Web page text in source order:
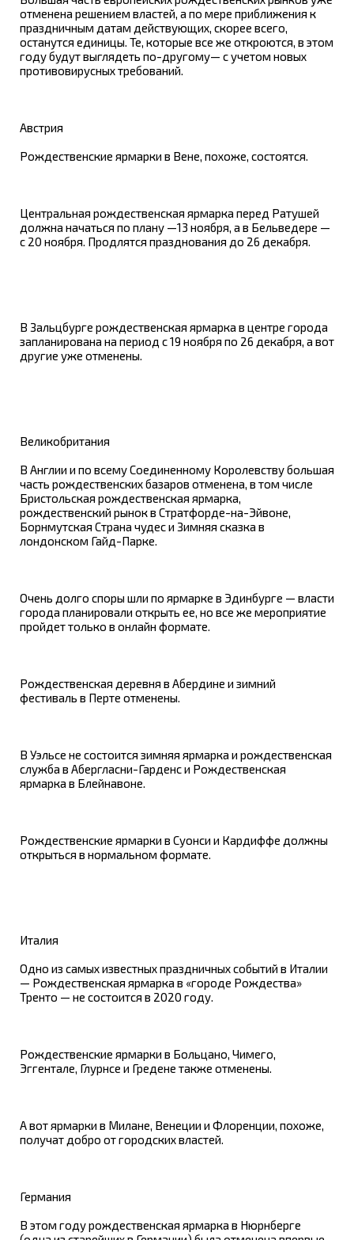
отменена решением властей, а по мере приближения к
праздничным датам действующих, скорее всего,
останутся единицы. Те, которые все же откроются, в этом
году будут выглядеть по-другому— с учетом новых
противовирусных требований.
Австрия
Рождественские ярмарки в Вене, похоже, состоятся.
Центральная рождественская ярмарка перед Ратушей
должна начаться по плану —13 ноября, а в Бельведере —
с 20 ноября. Продлятся празднования до 26 декабря.
В Зальцбурге рождественская ярмарка в центре города
запланирована на период с 19 ноября по 26 декабря, а вот
другие уже отменены.
Великобритания
В Англии и по всему Соединенному Королевству большая
часть рождественских базаров отменена, в том числе
Бристольская рождественская ярмарка,
рождественский рынок в Стратфорде-на-Эйвоне,
Борнмутская Страна чудес и Зимняя сказка в
лондонском Гайд-Парке.
Очень долго споры шли по ярмарке в Эдинбурге — власти
города планировали открыть ее, но все же мероприятие
пройдет только в онлайн формате.
Рождественская деревня в Абердине и зимний
фестиваль в Перте отменены.
В Уэльсе не состоится зимняя ярмарка и рождественская
служба в Абергласни-Гарденс и Рождественская
ярмарка в Блейнавоне.
Рождественские ярмарки в Суонси и Кардиффе должны
открыться в нормальном формате.
Италия
Одно из самых известных праздничных событий в Италии
— Рождественская ярмарка в «городе Рождества»
Тренто — не состоится в 2020 году.
Рождественские ярмарки в Больцано, Чимего,
Эггентале, Глурнсе и Гредене также отменены.
А вот ярмарки в Милане, Венеции и Флоренции, похоже,
получат добро от городских властей.
Германия
В этом году рождественская ярмарка в Нюрнберге